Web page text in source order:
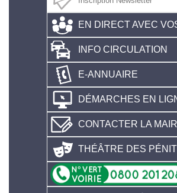
EN DIRECT AVEC
INFO CIRCULATION
E-ANNUAIRE
DÉMARCHES EN
CONTACTER LA
THÉÂTRE DES